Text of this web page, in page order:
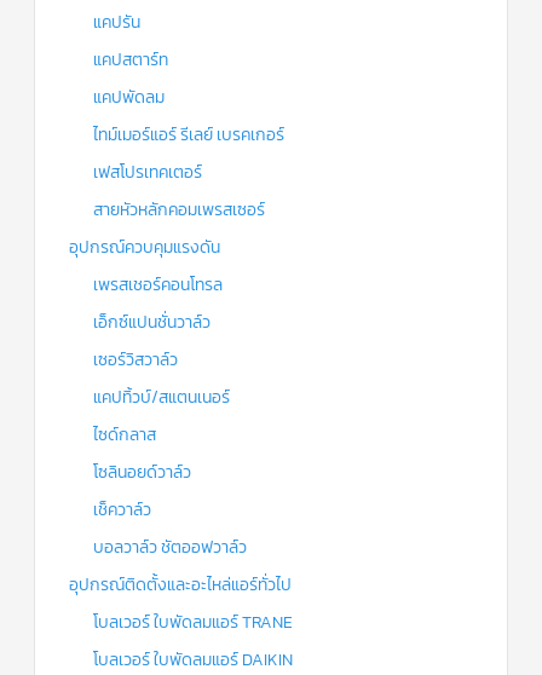
แคปรัน
แคปสตาร์ท
แคปพัดลม
ไทม์เมอร์แอร์ รีเลย์ เบรคเกอร์
เฟสโปรเทคเตอร์
สายหัวหลักคอมเพรสเซอร์
อุปกรณ์ควบคุมแรงดัน
เพรสเชอร์คอนโทรล
เอ็กซ์แปนชั่นวาล์ว
เซอร์วิสวาล์ว
แคปทิ้วบ์/สแตนเนอร์
ไซด์กลาส
โซลินอยด์วาล์ว
เช็ควาล์ว
บอลวาล์ว ชัตออฟวาล์ว
อุปกรณ์ติดตั้งและอะไหล่แอร์ทั่วไป
โบลเวอร์ ใบพัดลมแอร์ TRANE
โบลเวอร์ ใบพัดลมแอร์ DAIKIN